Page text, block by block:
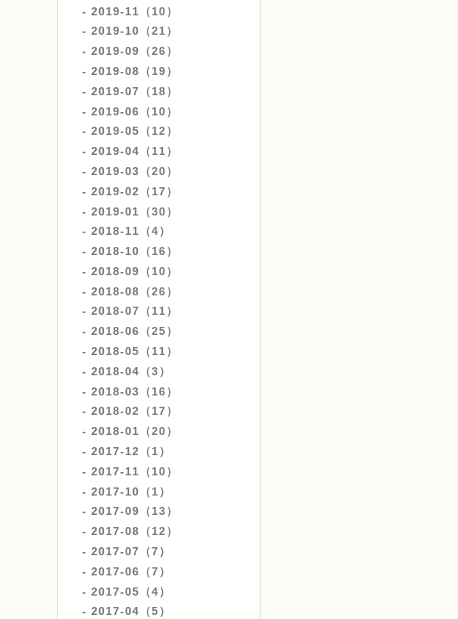
2019-11（10）
2019-10（21）
2019-09（26）
2019-08（19）
2019-07（18）
2019-06（10）
2019-05（12）
2019-04（11）
2019-03（20）
2019-02（17）
2019-01（30）
2018-11（4）
2018-10（16）
2018-09（10）
2018-08（26）
2018-07（11）
2018-06（25）
2018-05（11）
2018-04（3）
2018-03（16）
2018-02（17）
2018-01（20）
2017-12（1）
2017-11（10）
2017-10（1）
2017-09（13）
2017-08（12）
2017-07（7）
2017-06（7）
2017-05（4）
2017-04（5）